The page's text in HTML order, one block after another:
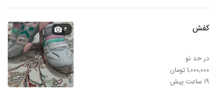
کفش
در حد نو
۱,۰۰۰,۰۰۰ تومان
۱۹ ساعت پیش
۴